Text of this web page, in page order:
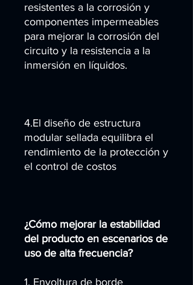
resistentes a la corrosión y
componentes impermeables
para mejorar la corrosión del
circuito y la resistencia a la
inmersión en líquidos.
4.El diseño de estructura
modular sellada equilibra el
rendimiento de la protección y
el control de costos
¿Cómo mejorar la estabilidad
del producto en escenarios de
uso de alta frecuencia?
1. Envoltura de borde